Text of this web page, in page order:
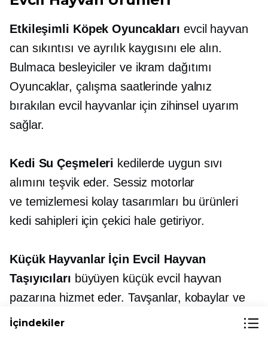
Etkileşimli Köpek Oyuncakları evcil hayvan
can sıkıntısı ve ayrılık kaygısını ele alın.
Bulmaca besleyiciler ve ikram dağıtımı
Oyuncaklar, çalışma saatlerinde yalnız
bırakılan evcil hayvanlar için zihinsel uyarım
sağlar.
Kedi Su Çeşmeleri kedilerde uygun sıvı
alımını teşvik eder. Sessiz motorlar
ve temizlemesi kolay tasarımları bu ürünleri
kedi sahipleri için çekici hale getiriyor.
Küçük Hayvanlar İçin Evcil Hayvan
Taşıyıcıları büyüyen küçük evcil hayvan
pazarına hizmet eder. Tavşanlar, kobaylar ve
gelincikler için tasarlanmış taşıyıcılar, daha az
İçindekiler